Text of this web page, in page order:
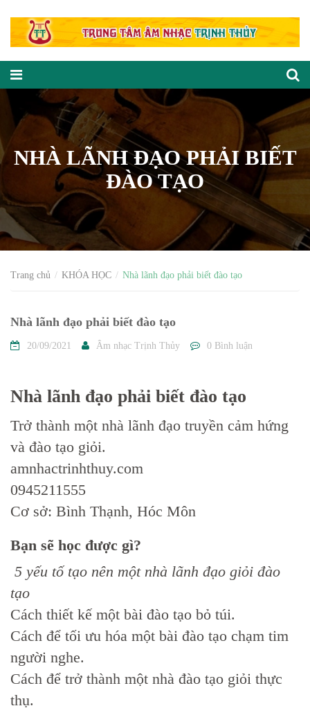
NHÀ LÃNH ĐẠO PHẢI BIẾT
ĐÀO TẠO
Trang chủ KHÓA HỌC Nhà lãnh đạo phải biết đào tạo
Nhà lãnh đạo phải biết đào tạo
20/09/2021 Âm nhạc Trịnh Thủy 0 Bình luận
Nhà lãnh đạo phải biết đào tạo
Trở thành một nhà lãnh đạo truyền cảm hứng
và đào tạo giỏi.
amnhactrinhthuy.com
0945211555
Cơ sở: Bình Thạnh, Hóc Môn
Bạn sẽ học được gì?
5 yếu tố tạo nên một nhà lãnh đạo giỏi đào
tạo
Cách thiết kế một bài đào tạo bỏ túi.
Cách để tối ưu hóa một bài đào tạo chạm tim
người nghe.
Cách để trở thành một nhà đào tạo giỏi thực
thụ.